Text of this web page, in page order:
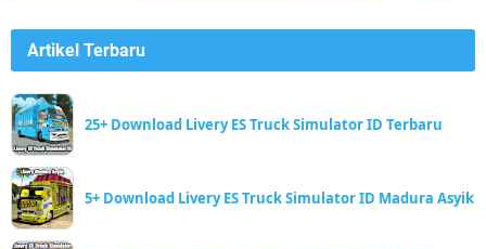
Artikel Terbaru
25+ Download Livery ES Truck Simulator ID Terbaru
5+ Download Livery ES Truck Simulator ID Madura Asyik